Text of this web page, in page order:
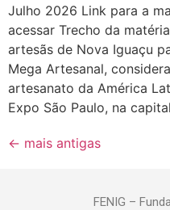
Julho 2026 Link para a
acessar Trecho da
artesãs de Nova Iguaçu
Mega Artesanal,
artesanato da América
Expo São Paulo, na
← mais antigas
FENIG –